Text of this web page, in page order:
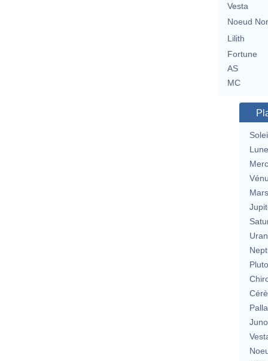
Vesta
Noeud
Lilith
Fortune
AS
MC
Lune
Mars